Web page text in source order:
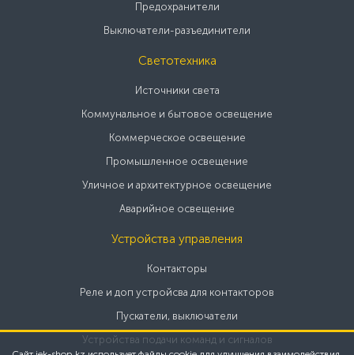
Предохранители
Выключатели-разъединители
Светотехника
Источники света
Коммунальное и бытовое освещение
Коммерческое освещение
Промышленное освещение
Уличное и архитектурное освещение
Аварийное освещение
Устройства управления
Контакторы
Реле и доп устройсва для контакторов
Пускатели, выключатели
Устройства подачи команд и сигналов